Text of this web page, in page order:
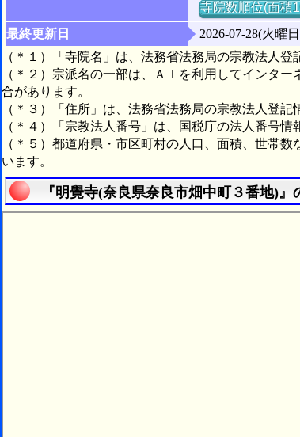
寺院数順位(面積
最終更新日
2026-07-28(火曜
（＊１）「寺院名」は、法務省法務局の宗教法人登
（＊２）宗派名の一部は、ＡＩを利用してインタ
合があります。
（＊３）「住所」は、法務省法務局の宗教法人登記
（＊４）「宗教法人番号」は、国税庁の法人番号情
（＊５）都道府県・市区町村の人口、面積、世帯
います。
『明覺寺(奈良県奈良市畑中町３番地)』